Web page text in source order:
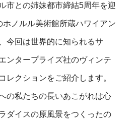
市との姉妹都市締結5周年を迎
ホノルル美術館所蔵ハワイアン
今回は世界的に知られるサ
ンタープライズ社のヴィンテ
レクションをご紹介します。
の私たちの長いあこがれは心
ダイスの原風景をつくったの